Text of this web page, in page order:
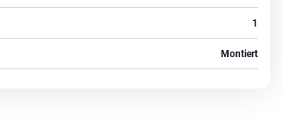
1
Montiert